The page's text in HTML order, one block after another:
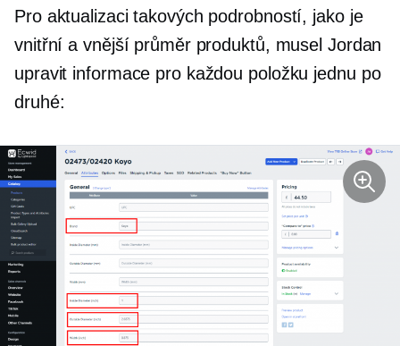
Pro aktualizaci takových podrobností, jako je
vnitřní a vnější průměr produktů, musel Jordan
upravit informace pro každou položku jednu po
druhé: